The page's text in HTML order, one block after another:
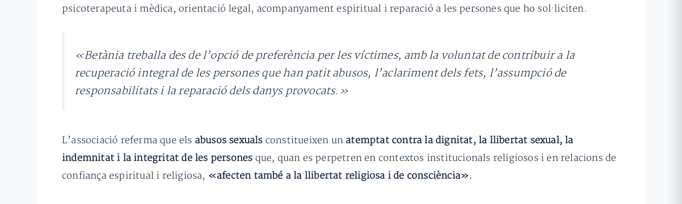
psicoterapeuta i mèdica, orientació legal, acompanyament espiritual i reparació a les persones que ho sol·liciten.
«Betània treballa des de l’opció de preferència per les víctimes, amb la voluntat de contribuir a la
recuperació integral de les persones que han patit abusos, l’aclariment dels fets, l’assumpció de
responsabilitats i la reparació dels danys provocats.»
L’associació referma que els abusos sexuals constitueixen un atemptat contra la dignitat, la llibertat sexual, la
indemnitat i la integritat de les persones que, quan es perpetren en contextos institucionals religiosos i en relacions de
confiança espiritual i religiosa, «afecten també a la llibertat religiosa i de consciència».